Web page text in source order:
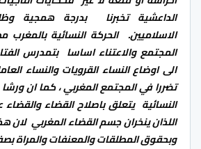
الداعشية تخبرنا بدرجة همجية
الاسلاميين. الحركة النسائية بالمغرب
المجتمع والاعتناء اساسا بتمدرس
الى اوضاع النساء القرويات والنساء
تضررا في المجتمع المغربي ، كما ان ورشا
النسائية يتعلق باصلاح القضاء
اللذان ينخران جسم القضاء المغربي لان
وبحقوق المطلقات والمعنفات والمراة